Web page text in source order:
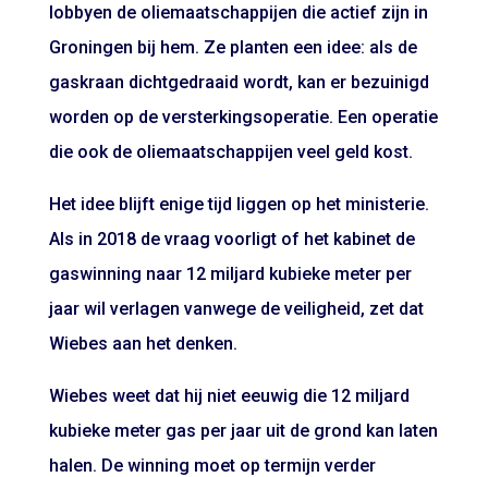
lobbyen de oliemaatschappijen die actief zijn in
Groningen bij hem. Ze planten een idee: als de
gaskraan dichtgedraaid wordt, kan er bezuinigd
worden op de versterkingsoperatie. Een operatie
die ook de oliemaatschappijen veel geld kost.
Het idee blijft enige tijd liggen op het ministerie.
Als in 2018 de vraag voorligt of het kabinet de
gaswinning naar 12 miljard kubieke meter per
jaar wil verlagen vanwege de veiligheid, zet dat
Wiebes aan het denken.
Wiebes weet dat hij niet eeuwig die 12 miljard
kubieke meter gas per jaar uit de grond kan laten
halen. De winning moet op termijn verder